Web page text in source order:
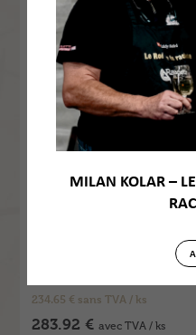
MILAN KOLAR –
234.65 € sans TVA / ks
283.92 €avec TVA / ks